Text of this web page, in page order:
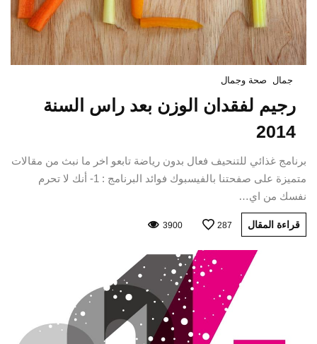
جمال صحة وجمال
رجيم لفقدان الوزن بعد راس السنة
2014
برنامج غذائي للتنحيف فعال بدون رياضة تابعو اخر ما نبث من مقالات
متميزة على صفحتنا بالفيسبوك فوائد البرنامج : 1- أنك لا تحرم
نفسك من اي…
قراءة المقال 287
3900